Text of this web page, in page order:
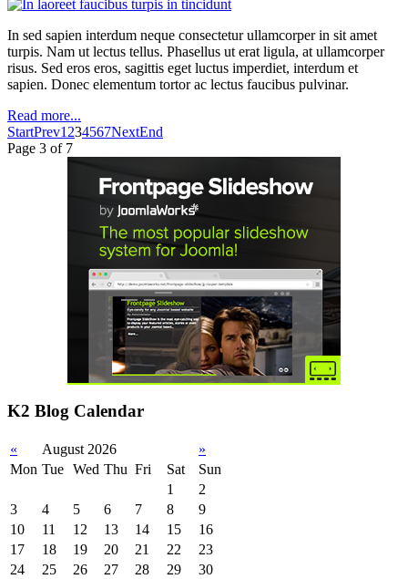
In sed sapien interdum neque consectetur ullamcorper in sit amet
turpis. Nam ut lectus tellus. Phasellus ut erat ligula, at ullamcorper
risus. Sed eros eros, sagittis eget luctus imperdiet, interdum et
sapien. Donec elementum tortor ac lectus faucibus pulvinar.
Read more...
StartPrev1 234567NextEnd
Page 3 of 7
K2 Blog Calendar
« August 2026
»
Mon Tue Wed Thu Fri Sat
Sun
1
2
3
4 5 6 7 8
9
10
11 12 13 14 15
16
17
18 19 20 21 22
23
24
25 26 27 28 29
30